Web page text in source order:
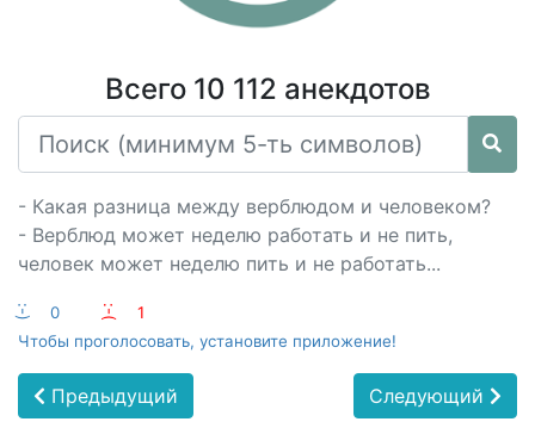
Всего 10 112 анекдотов
- Какая разница между верблюдом и человеком?
- Верблюд может неделю работать и не пить,
человек может неделю пить и не работать...
:-) 0 :-(
1
Чтобы проголосовать, установите приложение!
Предыдущий Следующий